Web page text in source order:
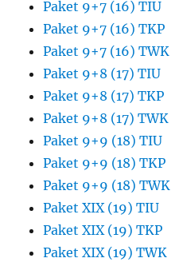
Paket 9+7 (16) TIU
Paket 9+7 (16) TKP
Paket 9+7 (16) TWK
Paket 9+8 (17) TIU
Paket 9+8 (17) TKP
Paket 9+8 (17) TWK
Paket 9+9 (18) TIU
Paket 9+9 (18) TKP
Paket 9+9 (18) TWK
Paket XIX (19) TIU
Paket XIX (19) TKP
Paket XIX (19) TWK